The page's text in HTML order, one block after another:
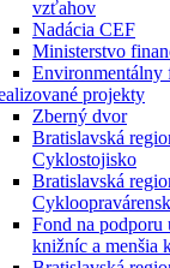
vzťahov
Nadácia CEF
Ministerstvo
Environmentálny
projekty
Zberný dvor
Bratislavská
Cyklostojisko
Bratislavská
Fond na podporu
knižníc a menšia